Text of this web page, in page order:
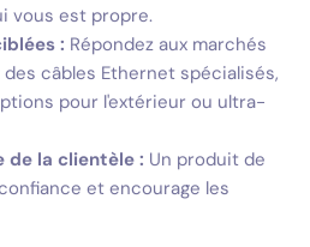
vous est propre.
: Répondez aux marchés
câbles Ethernet spécialisés,
pour l'extérieur ou ultra-
de la clientèle : Un produit de
et encourage les